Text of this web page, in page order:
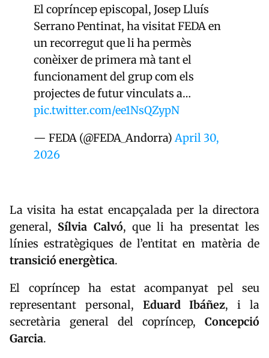
El copríncep episcopal, Josep Lluís
Serrano Pentinat, ha visitat FEDA en
un recorregut que li ha permès
conèixer de primera mà tant el
funcionament del grup com els
projectes de futur vinculats a…
pic.twitter.com/ee1NsQZypN
— FEDA (@FEDA_Andorra)April 30,
2026
La visita ha estat encapçalada per la directora
general, Sílvia Calvó, que li ha presentat les
línies estratègiques de l’entitat en matèria de
transició energètica.
El copríncep ha estat acompanyat pel seu
representant personal, Eduard Ibáñez, i la
secretària general del copríncep, Concepció
Garcia.